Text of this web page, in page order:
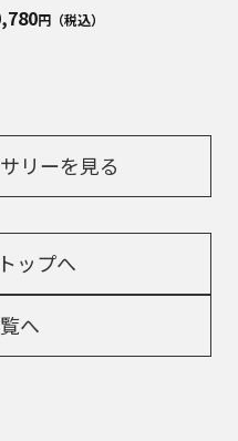
円（税込）
リーを見る
ップへ
へ